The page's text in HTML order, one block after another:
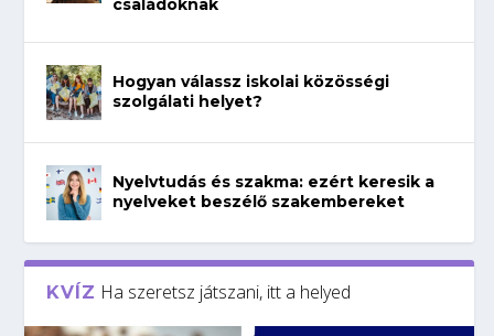
családoknak
Hogyan válassz iskolai közösségi
szolgálati helyet?
Nyelvtudás és szakma: ezért keresik a
nyelveket beszélő szakembereket
KVÍZ Ha szeretsz játszani, itt a helyed